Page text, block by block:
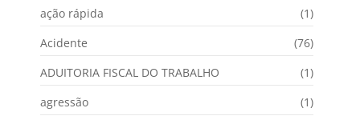
ação rápida
(1)
Acidente
(76)
ADUITORIA FISCAL DO TRABALHO
(1)
agressão
(1)